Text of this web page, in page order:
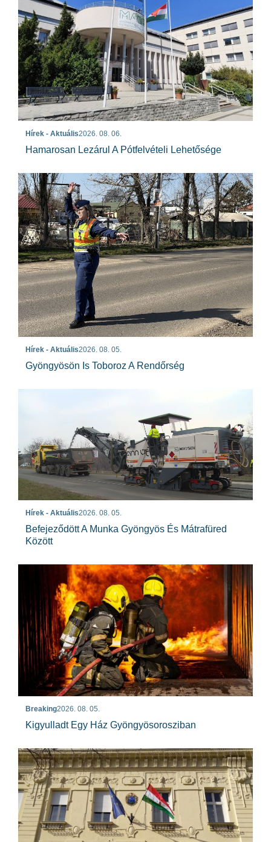
Hírek - Aktuális2026. 08. 06.
Hamarosan Lezárul A Pótfelvételi Lehetősége
Hírek - Aktuális2026. 08. 05.
Gyöngyösön Is Toboroz A Rendőrség
Hírek - Aktuális2026. 08. 05.
Befejeződött A Munka Gyöngyös És Mátrafüred
Között
Breaking2026. 08. 05.
Kigyulladt Egy Ház Gyöngyösorosziban